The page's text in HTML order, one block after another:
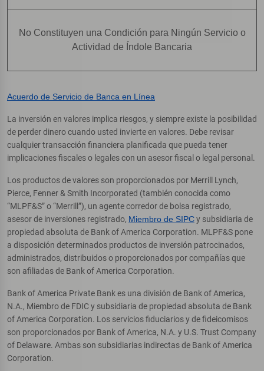
No Constituyen una Condición para Ningún Servicio o
Actividad de Índole Bancaria
Acuerdo de Servicio de Banca en Línea
La inversión en valores implica riesgos, y siempre existe la posibilidad
de perder dinero cuando usted invierte en valores. Debe revisar
cualquier transacción financiera planificada que pueda tener
implicaciones fiscales o legales con un asesor fiscal o legal personal.
Los productos de valores son proporcionados por Merrill Lynch,
Pierce, Fenner & Smith Incorporated (también conocida como
“MLPF&S” o “Merrill”), un agente corredor de bolsa registrado,
asesor de inversiones registrado, Miembro de SIPCy subsidiaria de
propiedad absoluta de Bank of America Corporation. MLPF&S pone
a disposición determinados productos de inversión patrocinados,
administrados, distribuidos o proporcionados por compañías que
son afiliadas de Bank of America Corporation.
Bank of America Private Bank es una división de Bank of America,
N.A., Miembro de FDIC y subsidiaria de propiedad absoluta de Bank
of America Corporation. Los servicios fiduciarios y de fideicomisos
son proporcionados por Bank of America, N.A. y U.S. Trust Company
of Delaware. Ambas son subsidiarias indirectas de Bank of America
Corporation.